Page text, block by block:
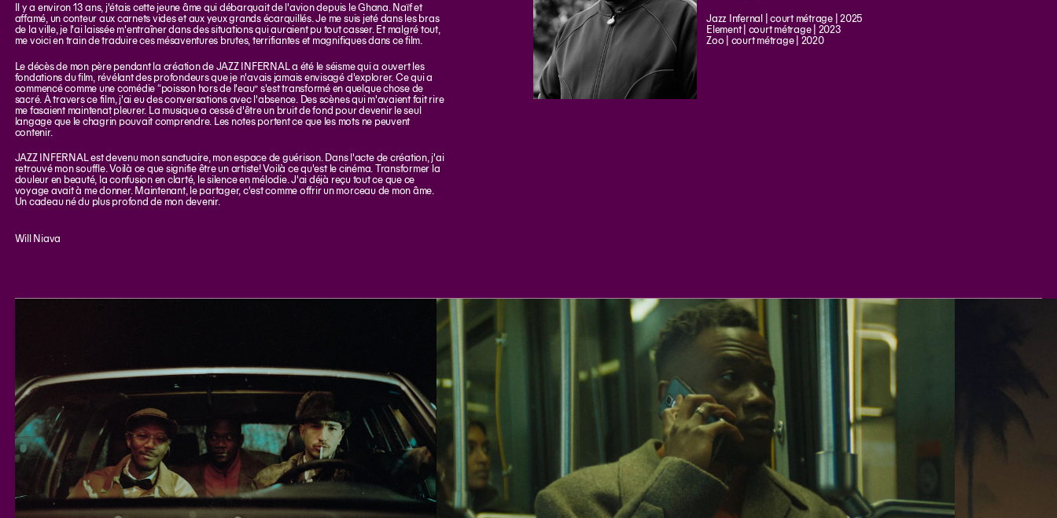
Il y a environ 13 ans, j'étais cette jeune âme qui débarquait de l'avion depuis le Ghana. Naïf et
affamé, un conteur aux carnets vides et aux yeux grands écarquillés. Je me suis jeté dans les bras
de la ville, je l'ai laissée m'entraîner dans des situations qui auraient pu tout casser. Et malgré tout,
me voici en train de traduire ces mésaventures brutes, terrifiantes et magnifiques dans ce film.
Le décès de mon père pendant la création de JAZZ INFERNAL a été le séisme qui a ouvert les
fondations du film, révélant des profondeurs que je n'avais jamais envisagé d'explorer. Ce qui a
commencé comme une comédie “poisson hors de l'eau” s'est transformé en quelque chose de
sacré. À travers ce film, j'ai eu des conversations avec l'absence. Des scènes qui m'avaient fait rire
me fasaient maintenat pleurer. La musique a cessé d'être un bruit de fond pour devenir le seul
langage que le chagrin pouvait comprendre. Les notes portent ce que les mots ne peuvent
contenir.
JAZZ INFERNAL est devenu mon sanctuaire, mon espace de guérison. Dans l'acte de création, j'ai
retrouvé mon souffle. Voilà ce que signifie être un artiste! Voilà ce qu'est le cinéma. Transformer la
douleur en beauté, la confusion en clarté, le silence en mélodie. J'ai déjà reçu tout ce que ce
voyage avait à me donner. Maintenant, le partager, c'est comme offrir un morceau de mon âme.
Un cadeau né du plus profond de mon devenir.
Will Niava
Jazz Infernal | court métrage | 2025
Element | court métrage | 2023
Zoo | court métrage | 2020